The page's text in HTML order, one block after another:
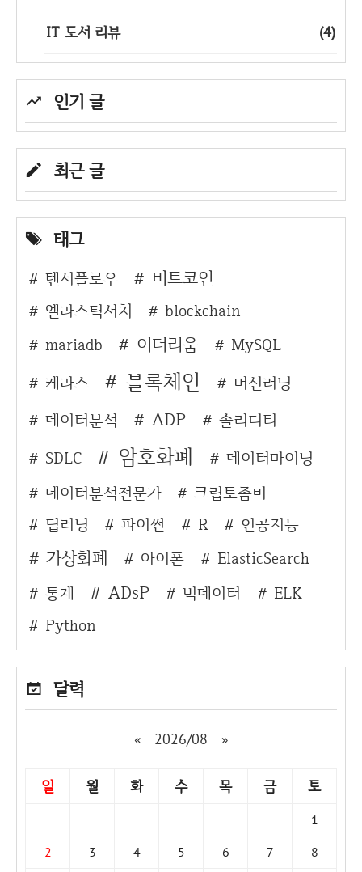
IT 도서 리뷰 (4)
인기 글
최근 글
태그
텐서플로우 비트코인
엘라스틱서치
blockchain
mariadb
이더리움
MySQL
케라스
블록체인
머신러닝
데이터분석
ADP
솔리디티
SDLC
암호화폐
데이터마이닝
데이터분석전문가
크립토좀비
딥러닝
파이썬 R 인공지능
가상화폐 아이폰
ElasticSearch
통계
ADsP 빅데이터
ELK
Python
달력
« 2026/08 »
일 월 화 수 목 금 토
1
2
3 4 5 6 7
8